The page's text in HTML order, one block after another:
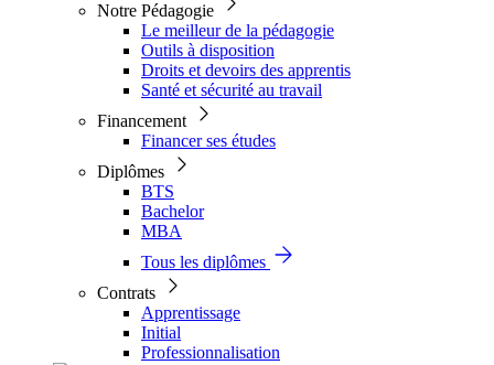
Notre Pédagogie
Le meilleur de la pédagogie
Outils à disposition
Droits et devoirs des apprentis
Santé et sécurité au travail
Financement
Financer ses études
Diplômes
BTS
Bachelor
MBA
Tous les diplômes
Contrats
Apprentissage
Initial
Professionnalisation